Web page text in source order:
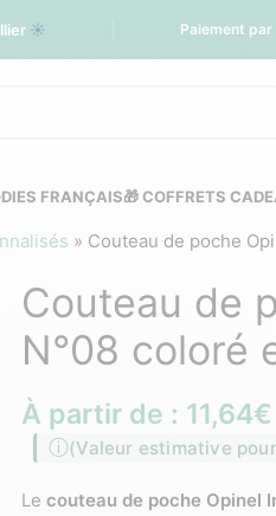
☀️ Paiement par
FRANÇAIS🎁 COFFRETS
» Couteau de poche
Couteau de
N°08 coloré
À partir de : 11,64€
(Valeur estimative
Le couteau de poche Opinel